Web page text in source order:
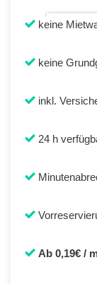
keine
keine
inkl.
24 h
Ab 0,19€ /